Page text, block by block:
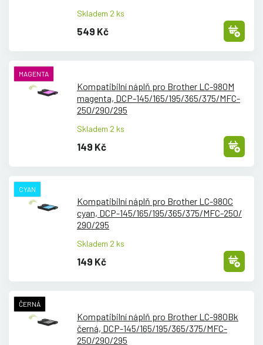
Skladem 2 ks
549 Kč
MAGENTA
Kompatibilní náplň pro Brother LC-980M
magenta, DCP-145/165/195/365/375/MFC-
250/290/295
Skladem 2 ks
149 Kč
CYAN
Kompatibilní náplň pro Brother LC-980C
cyan, DCP-145/165/195/365/375/MFC-250/
290/295
Skladem 2 ks
149 Kč
ČERNÁ
Kompatibilní náplň pro Brother LC-980Bk
černá, DCP-145/165/195/365/375/MFC-
250/290/295